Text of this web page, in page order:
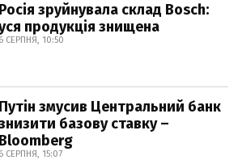
Росія зруйнувала склад Bosch:
продукція знищена
6 СЕРПНЯ, 10:50
Путін змусив Центральний банк
базову ставку –
Bloomberg
6 СЕРПНЯ, 15:07